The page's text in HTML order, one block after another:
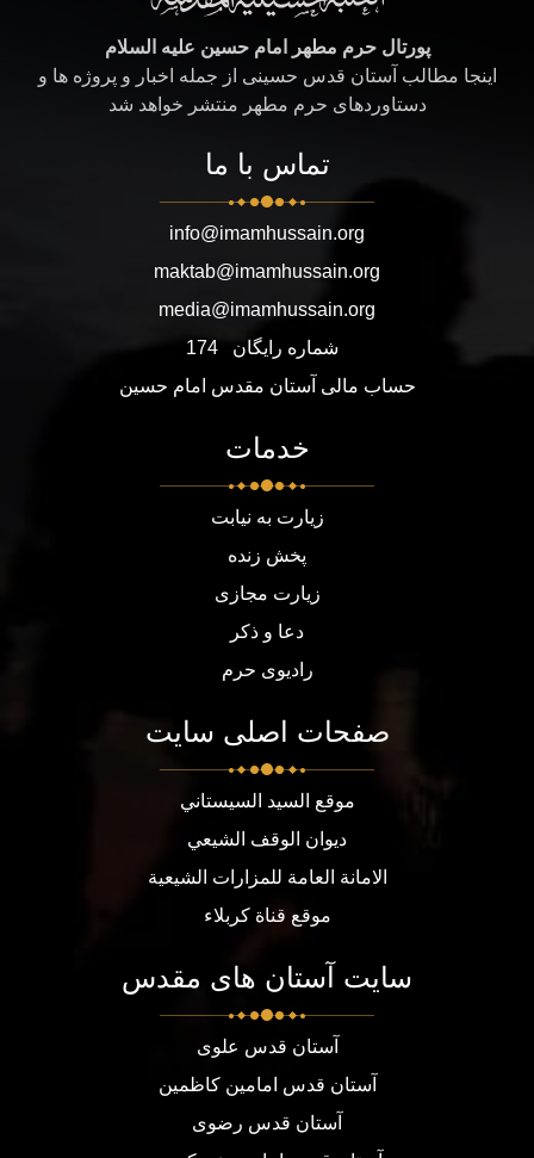
پورتال حرم مطهر امام حسین علیه السلام
اینجا مطالب آستان قدس حسینی از جمله اخبار و پروژه ها و
دستاوردهای حرم مطهر منتشر خواهد شد
تماس با ما
info@imamhussain.org
maktab@imamhussain.org
media@imamhussain.org
شماره رایگان
174
حساب مالی آستان مقدس امام حسین
خدمات
زیارت به نیابت
پخش زنده
زیارت مجازی
دعا و ذکر
رادیوی حرم
صفحات اصلی سایت
موقع السيد السيستاني
ديوان الوقف الشيعي
الامانة العامة للمزارات الشيعية
موقع قناة كربلاء
سایت آستان های مقدس
آستان قدس علوی
آستان قدس امامین کاظمین
آستان قدس رضوی